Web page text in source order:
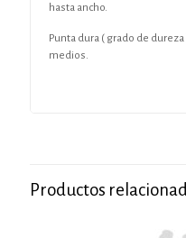
hasta ancho.
Punta dura ( grado de
medios.
Productos